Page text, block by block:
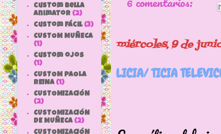
miércoles, 9 de
LICIA/ TICIA
custom bella
animator (2)
custom fácil (3)
CUSTOM MUÑECA
(1)
custom ojos
(1)
CUSTOM PAOLA
REINA (1)
CUSTOMIZACIÓN
(2)
CUSTOMIZACIÓN
DE MUÑECA (2)
CUSTOMIZACIÓN